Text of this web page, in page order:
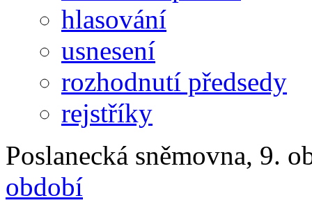
hlasování
usnesení
rozhodnutí předsedy
rejstříky
Poslanecká sněmovna, 9.
období